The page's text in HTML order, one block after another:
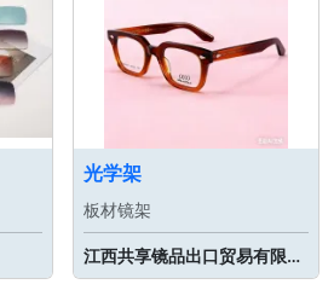
光学架
板材镜架
江西共享镜品出口贸易有限公司